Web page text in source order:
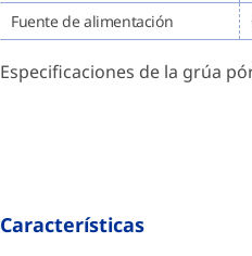
Fuente de alimentación
Especificaciones de la grúa
Características